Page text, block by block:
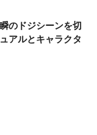
のドジシーンを切
アルとキャラクタ